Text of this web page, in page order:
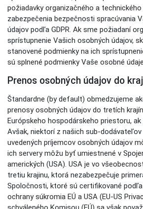
požiadavky organizačného a
zabezpečenia bezpečnosti spracúvania
údajov podľa GDPR. Ak sme požiadaní
sprístupnenie Vašich osobných údajov,
stanovené podmienky na ich
sú splnené podmienky Vaše osobné
Prenos osobných údajov do
Štandardne (by default) obmedzujeme
prenosy osobných údajov do tretích
Európskeho hospodárskeho priestoru, ak
Avšak, niektorí z našich sub-dodávateľov
uvedených príjemcov osobných údajov
ich servery môžu byť umiestnené v
amerických (USA). USA je vo
tretiu krajinu, ktorá nezabezpečuje
Spoločnosti, ktoré sú certifikované
ochrany súkromia EÚ a USA (EU-US